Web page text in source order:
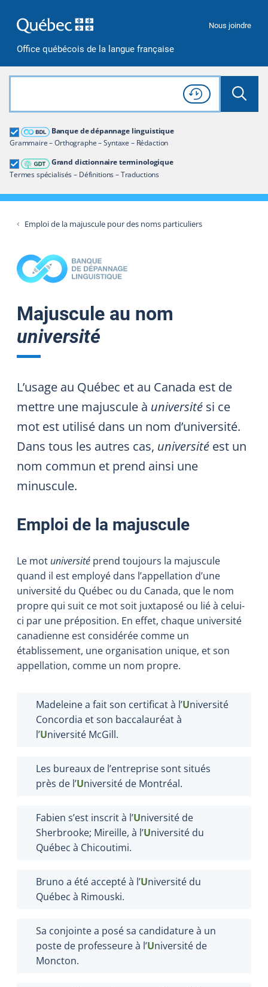
Office québécois de la langue française
Nous joindre
Rechercher dans tout le site
Lancer
Consulter l'
Historique
de recherche
Banque de dépannage linguistique
Grammaire – Orthographe – Syntaxe – Rédaction
Grand dictionnaire terminologique
Termes spécialisés – Définitions – Traductions
Grand dictionnaire terminologique
Restreindre aux termes
Emploi de la majuscule pour des noms particuliers
Majuscule au nom
université
L’usage au Québec et au Canada est de
mettre une majuscule à université si ce
mot est utilisé dans un nom d’université.
Dans tous les autres cas, université est un
nom commun et prend ainsi une
minuscule.
Emploi de la majuscule
Le mot université prend toujours la majuscule
quand il est employé dans l’appellation d’une
université du Québec ou du Canada, que le nom
propre qui suit ce mot soit juxtaposé ou lié à celui-
ci par une préposition. En effet, chaque université
canadienne est considérée comme un
établissement, une organisation unique, et son
appellation, comme un nom propre.
Madeleine a fait son certificat à l’Université
Concordia et son baccalauréat à
l’Université McGill.
Les bureaux de l’entreprise sont situés
près de l’Université de Montréal.
Fabien s’est inscrit à l’Université de
Sherbrooke; Mireille, à l’Université du
Québec à Chicoutimi.
Bruno a été accepté à l’Université du
Québec à Rimouski.
Sa conjointe a posé sa candidature à un
poste de professeure à l’Université de
Moncton.